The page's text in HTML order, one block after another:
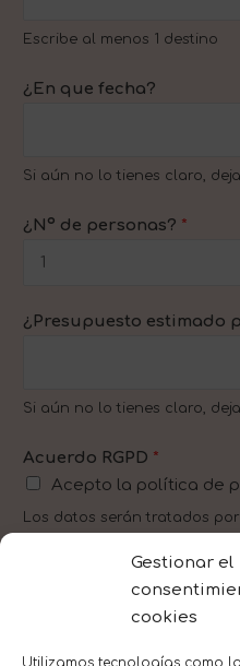
Gestionar el
cookies
Utilizamos tecnologías como
Escribe al menos 1 destino
¿En que fecha?
Si aún no lo tienes claro,
¿Nº de personas? *
¿Presupuesto estimado
Si aún no lo tienes claro,
Acuerdo RGPD *
Acepto la política de
Los datos serán tratados
enviar información y
parte del cliente.
ENVIAR